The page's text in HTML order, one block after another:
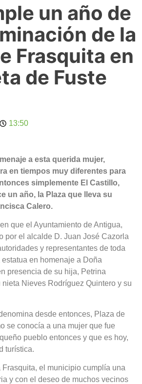
un año de
de la
Frasquita en
de Fuste
13:50
a esta querida mujer,
en tiempos muy diferentes para
simplemente El Castillo,
un año, la Plaza que lleva su
Calero.
que el Ayuntamiento de Antigua,
por el alcalde D. Juan José Cazorla
y representantes de toda
en homenaje a Doña
presencia de su hija, Petrina
Nieves Rodríguez Quintero y su
desde entonces, Plaza de
se conocía a una mujer que fue
pueblo entonces y que es hoy,
turística.
el municipio cumplía una
y con el deseo de muchos vecinos